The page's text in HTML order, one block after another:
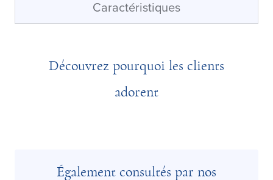
Caractéristiques
Découvrez pourquoi les clients
adorent
Également consultés par nos